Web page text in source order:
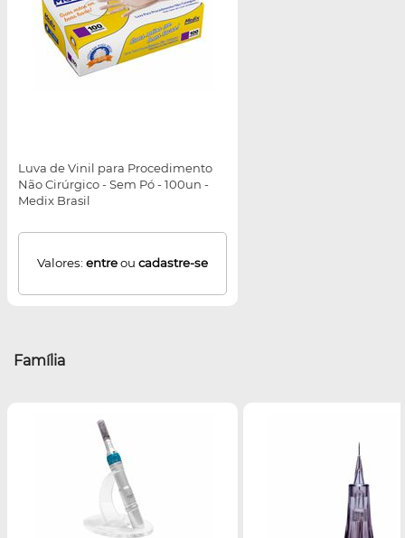
Luva de Vinil para Procedimento
Não Cirúrgico - Sem Pó - 100un -
Medix Brasil
Valores: entreou cadastre-se
Família